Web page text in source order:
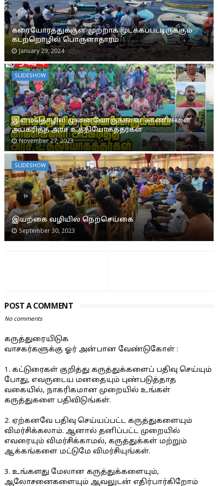
கரையோரத்துக்குள் முற்றாக முடக்கப்பட்டிருக்கும்
கடற்றொழில் பொருளாதாரம்
January 29, 2024
SLIDESHOW
இளம்தொழில் முனைவோருக்கான காணிகளை
அபகரித்த அரச உத்தியோகத்தர்கள்
November 27, 2023
SLIDESHOW
இயற்கை வழியில் நெற்செய்கை
September 30, 2023
POST A COMMENT
No comments
கருத்துரையிடுக
வாசகர்களுக்கு ஓர் அன்பான வேண்டுகோள் :
1. கட்டுரைகள் குறித்து கருத்துக்களைப் பதிவு செய்யும்
போது, எவருடைய மனதையும் புண்படுத்தாத
வகையில், நாகரிகமான முறையில் உங்கள்
கருத்துகளை பதிவிடுங்கள்.
2. ஏற்கனவே பதிவு செய்யப்பட்ட கருத்துகளையும்
விமர்சிக்கலாம். ஆனால் தனிப்பட்ட முறையில்
எவரையும் விமர்சிக்காமல், கருத்துக்கள் மற்றும்
ஆக்கங்களை மட்டுமே விமர்சியுங்கள்.
3. உங்களது மேலான கருத்துக்களையும்,
ஆலோசனைகளையும் ஆவலுடன் எதிர்பார்கிறோம்